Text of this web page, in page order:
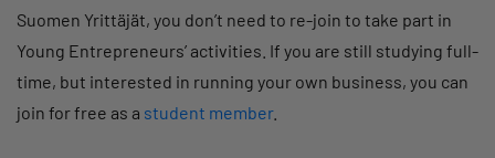
Suomen Yrittäjät, you don’t need to re-join to take part in
Young Entrepreneurs’ activities. If you are still studying full-
time, but interested in running your own business, you can
join for free as a student member.